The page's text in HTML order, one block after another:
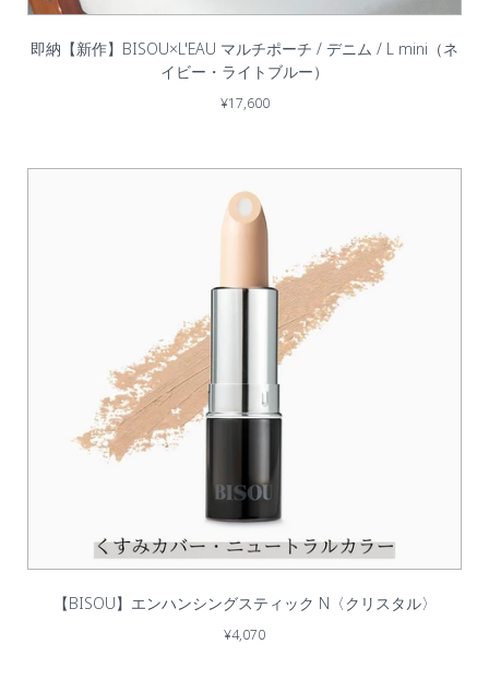
即納【新作】BISOU×L'EAU マルチポーチ / デニム / L mini（ネ
イビー・ライトブルー）
¥17,600
【BISOU】エンハンシングスティック N〈クリスタル〉
¥4,070